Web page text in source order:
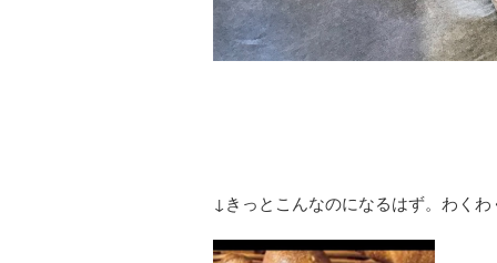
↓きっとこんなのになるはず。わくわ